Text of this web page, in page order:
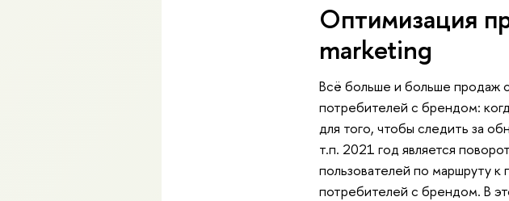
Оптимизация
marketing
Всё больше и больше продаж
потребителей с брендом:
для того, чтобы следить за
т.п. 2021 год является
пользователей по маршруту к
потребителей с брендом. В